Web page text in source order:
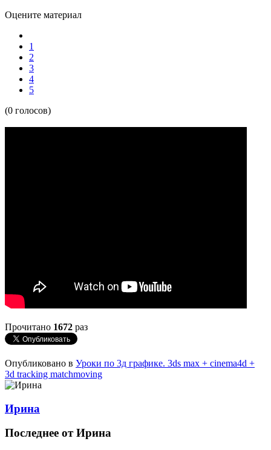
Оцените материал
1
2
3
4
5
(0 голосов)
Прочитано 1672 раз
Опубликовано в Уроки по 3д графике. 3ds max + cinema4d +
3d tracking matchmoving
Ирина
Последнее от Ирина